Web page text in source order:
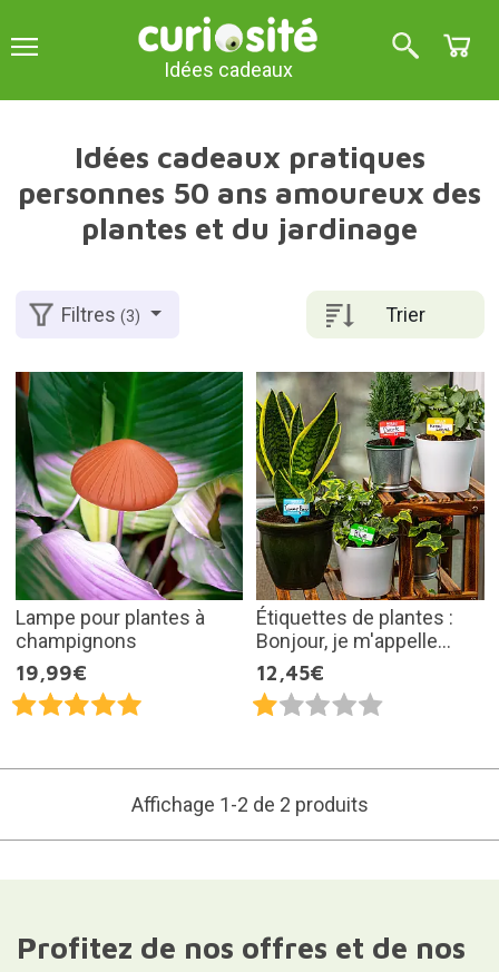
Idées cadeaux
Idées cadeaux pratiques
personnes 50 ans amoureux des
plantes et du jardinage
Trier
Filtres(3)
Lampe pour plantes à
champignons
19,99€
Étiquettes de plantes :
Bonjour, je m'appelle...
12,45€
Affichage 1-2 de 2 produits
Profitez de nos offres et de nos